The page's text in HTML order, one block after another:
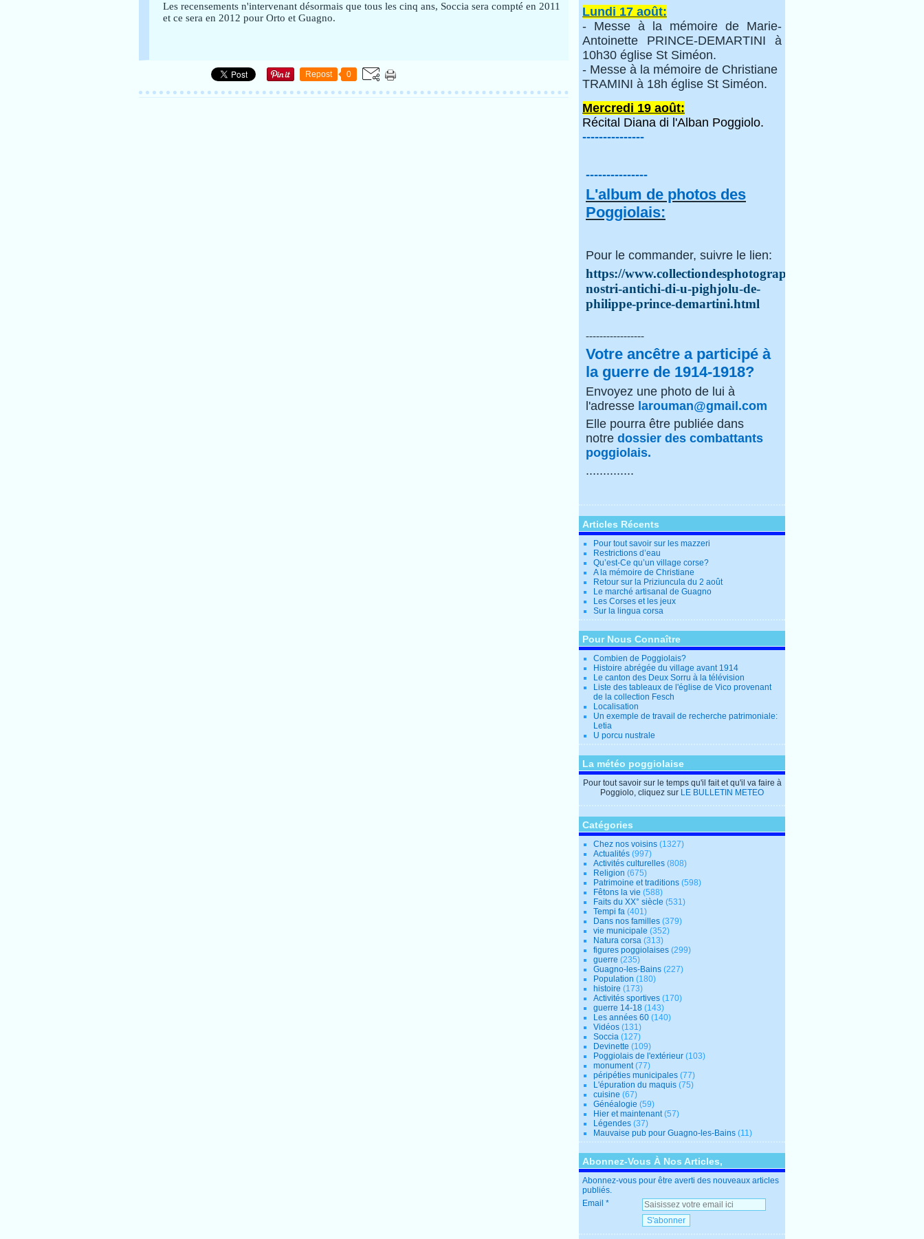
Les recensements n'intervenant désormais que tous les cinq ans, Soccia sera compté en 2011
et ce sera en 2012 pour Orto et Guagno.
Repost 0
Lundi 17 août:
- Messe à la mémoire de Marie-
Antoinette PRINCE-DEMARTINI à
10h30 église St Siméon.
- Messe à la mémoire de Christiane
TRAMINI à 18h église St Siméon.
Mercredi 19 août:
Récital Diana di l'Alban Poggiolo.
---------------
---------------
L'album de photos des
Poggiolais:
Pour le commander, suivre le lien:
https://www.collectiondesphotographes.com/i-
nostri-antichi-di-u-pighjolu-de-
philippe-prince-demartini.html
-----------------
Votre ancêtre a participé à
la guerre de 1914-1918?
Envoyez une photo de lui à
l'adresse larouman@gmail.com
Elle pourra être publiée dans
notre dossier des combattants
poggiolais.
..............
Articles Récents
Pour tout savoir sur les mazzeri
Restrictions d’eau
Qu’est-Ce qu’un village corse?
A la mémoire de Christiane
Retour sur la Priziuncula du 2 août
Le marché artisanal de Guagno
Les Corses et les jeux
Sur la lingua corsa
Pour Nous Connaître
Combien de Poggiolais?
Histoire abrégée du village avant 1914
Le canton des Deux Sorru à la télévision
Liste des tableaux de l'église de Vico provenant
de la collection Fesch
Localisation
Un exemple de travail de recherche patrimoniale:
Letia
U porcu nustrale
La météo poggiolaise
Pour tout savoir sur le temps qu'il fait et qu'il va faire à
Poggiolo, cliquez sur LE BULLETIN METEO
Catégories
Chez nos voisins (1327)
Actualités (997)
Activités culturelles (808)
Religion (675)
Patrimoine et traditions (598)
Fêtons la vie (588)
Faits du XX° siècle (531)
Tempi fa (401)
Dans nos familles (379)
vie municipale (352)
Natura corsa (313)
figures poggiolaises (299)
guerre (235)
Guagno-les-Bains (227)
Population (180)
histoire (173)
Activités sportives (170)
guerre 14-18 (143)
Les années 60 (140)
Vidéos (131)
Soccia (127)
Devinette (109)
Poggiolais de l'extérieur (103)
monument(77)
péripéties municipales (77)
L'épuration du maquis (75)
cuisine (67)
Généalogie (59)
Hier et maintenant(57)
Légendes (37)
Mauvaise pub pour Guagno-les-Bains (11)
Abonnez-Vous À Nos Articles,
Abonnez-vous pour être averti des nouveaux articles
publiés.
Email